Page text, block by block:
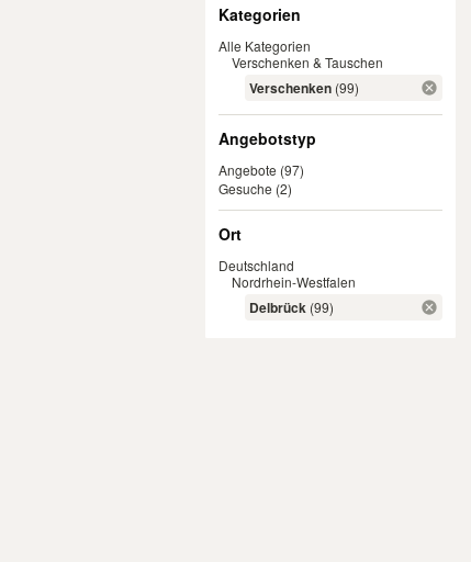
Kategorien
Alle Kategorien
Verschenken & Tauschen
Verschenken (99)
Angebotstyp
Angebote (97)
Gesuche (2)
Ort
Deutschland
Nordrhein-Westfalen
Delbrück (99)